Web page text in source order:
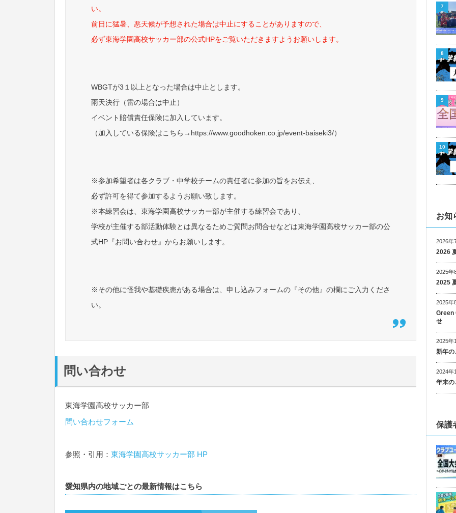
い。
前日に猛暑、悪天候が予想された場合は中止にすることがありますので、
必ず東海学園高校サッカー部の公式HPをご覧いただきますようお願いします。
WBGTが3１以上となった場合は中止とします。
雨天決行（雷の場合は中止）
イベント賠償責任保険に加入しています。
（加入している保険はこちら→https://www.goodhoken.co.jp/event-baiseki3/）
※参加希望者は各クラブ・中学校チームの責任者に参加の旨をお伝え、
必ず許可を得て参加するようお願い致します。
※本練習会は、東海学園高校サッカー部が主催する練習会であり、
学校が主催する部活動体験とは異なるためご質問お問合せなどは東海学園高校サッカー部の公
式HP『お問い合わせ』からお願いします。
※その他に怪我や基礎疾患がある場合は、申し込みフォームの『その他』の欄にご入力くださ
い。
問い合わせ
東海学園高校サッカー部
問い合わせフォーム
参照・引用： 東海学園高校サッカー部 HP
愛知県内の地域ごとの最新情報はこちら
7
8
9
10
お知
2026年
2026
2025年
2025
2025年
Green
せ
2025年
新年の
2024年
年末の
保護